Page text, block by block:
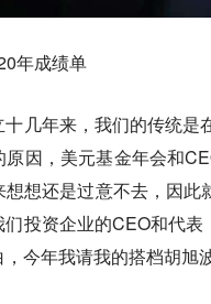
年成绩单
十几年来，我们的传统
因，美元基金年会和
想还是过意不去，因
投资企业的CEO和代
今年我请我的搭档胡旭